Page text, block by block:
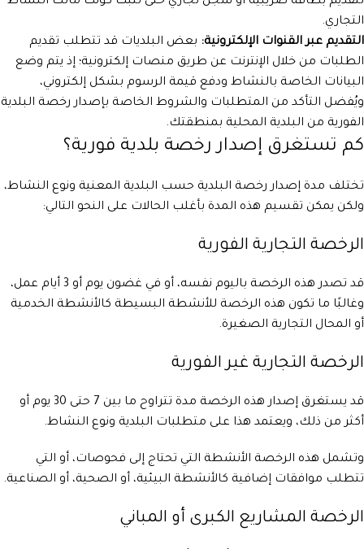
التجاري.
التقديم عبر القنوات الإلكترونية: بعض البلديات قد تتطلب تقديم
الطلبات من خلال الإنترنت عن طريق منصات إلكترونية؛ إذ يتم وضع
البيانات الخاصة بالنشاط ودفع قيمة الرسوم بشكل إلكتروني،
ويُفضل التأكد من المتطلبات والشروط الخاصة بإصدار رخصة البلدية
الفورية من البلدية المحلية بمنطقتك.
كم تستغرق إصدار رخصة بلدية فورية؟
تختلف مدة إصدار رخصة البلدية حسب البلدية المعنية ونوع النشاط،
ولكن يمكن تقسيم هذه المدة بأغلب الحالات على النحو التالي:
الرخصة التجارية الفورية
قد تصدر هذه الرخصة باليوم نفسه، أو في غضون يوم أو 3 أيام عمل،
وغالبًا ما تكون هذه الرخصة للأنشطة البسيطة كالأنشطة الخدمية
أو المحال التجارية الصغيرة.
الرخصة التجارية غير الفورية
قد يستغرق إصدار هذه الرخصة مدة تتراوح ما بين 7 حتى 30 يوم أو
أكثر من ذلك، ويعتمد هذا على متطلبات البلدية ونوع النشاط.
وتشمل هذه الرخصة الأنشطة التي تحتاج إلى فحوصات، أو التي
تتطلب موافقات إضافية كالأنشطة البيئية، أو الصحية، أو الصناعية.
الرخصة المشاريع الكبرى أو المباني